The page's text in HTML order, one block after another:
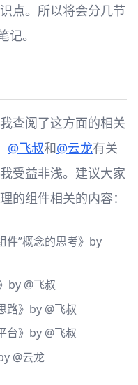
点。所以将会分几节
。
查阅了这方面的相关
@飞叔和@云龙有关
受益非浅。建议大家
的组件相关的内容：
件”概念的思考》by
by @飞叔
路》by @飞叔
台》by @飞叔
@云龙